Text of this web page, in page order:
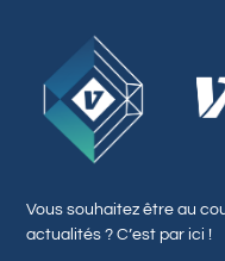
Vous souhaitez être au
actualités ? C’est par ici !